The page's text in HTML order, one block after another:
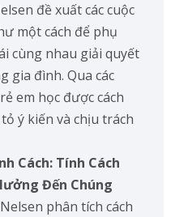
đề xuất các cuộc
một cách để phụ
cùng nhau giải quyết
gia đình. Qua các
em học được cách
ý kiến và chịu trách
Cách: Tính Cách
Đến Chúng
phân tích cách